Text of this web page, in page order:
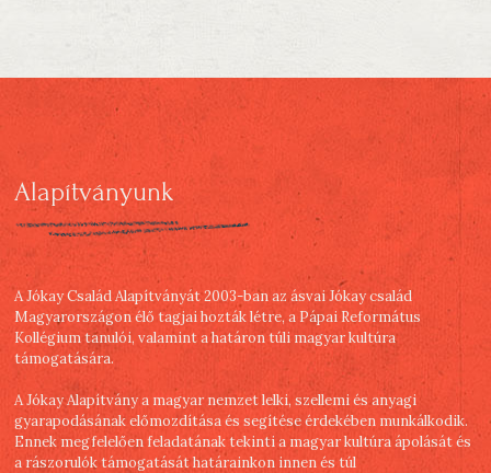
Alapítványunk
A Jókay Család Alapítványát 2003-ban az ásvai Jókay család
Magyarországon élő tagjai hozták létre, a Pápai Református
Kollégium tanulói, valamint a határon túli magyar kultúra
támogatására.
A Jókay Alapítvány a magyar nemzet lelki, szellemi és anyagi
gyarapodásának előmozdítása és segítése érdekében munkálkodik.
Ennek megfelelően feladatának tekinti a magyar kultúra ápolását és
a rászorulók támogatását határainkon innen és túl